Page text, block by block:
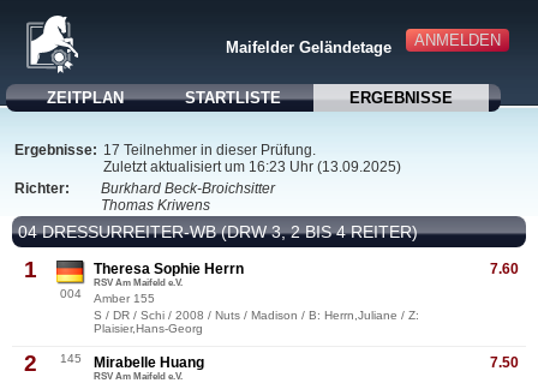
ANMELDEN
Maifelder Geländetage
ZEITPLAN STARTLISTE ERGEBNISSE
Ergebnisse: 17 Teilnehmer in dieser Prüfung.
Zuletzt aktualisiert um 16:23 Uhr (13.09.2025)
Richter:
Burkhard Beck-Broichsitter
Thomas Kriwens
04 DRESSURREITER-WB (DRW 3, 2 BIS 4 REITER)
1
004
7.60
Theresa Sophie Herrn
RSV Am Maifeld e.V.
Amber 155
S / DR / Schi / 2008 / Nuts / Madison / B: Herrn,Juliane / Z:
Plaisier,Hans-Georg
2 145 7.50
Mirabelle Huang
RSV Am Maifeld e.V.